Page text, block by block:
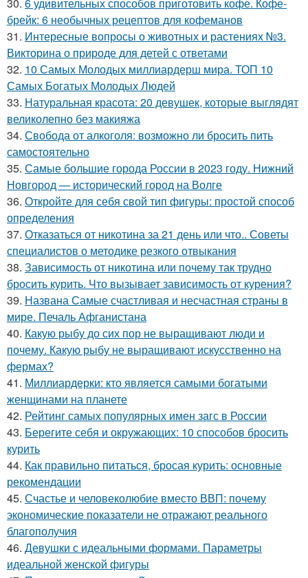
30. 6 удивительных способов приготовить кофе. Кофе-
брейк: 6 необычных рецептов для кофеманов
31. Интересные вопросы о животных и растениях №3.
Викторина о природе для детей с ответами
32. 10 Самых Молодых миллиардерш мира. ТОП 10
Самых Богатых Молодых Людей
33. Натуральная красота: 20 девушек, которые выглядят
великолепно без макияжа
34. Свобода от алкоголя: возможно ли бросить пить
самостоятельно
35. Самые большие города России в 2023 году. Нижний
Новгород — исторический город на Волге
36. Откройте для себя свой тип фигуры: простой способ
определения
37. Отказаться от никотина за 21 день или что.. Советы
специалистов о методике резкого отвыкания
38. Зависимость от никотина или почему так трудно
бросить курить. Что вызывает зависимость от курения?
39. Названа Самые счастливая и несчастная страны в
мире. Печаль Афганистана
40. Какую рыбу до сих пор не выращивают люди и
почему. Какую рыбу не выращивают искусственно на
фермах?
41. Миллиардерки: кто является самыми богатыми
женщинами на планете
42. Рейтинг самых популярных имен загс в России
43. Берегите себя и окружающих: 10 способов бросить
курить
44. Как правильно питаться, бросая курить: основные
рекомендации
45. Счастье и человеколюбие вместо ВВП: почему
экономические показатели не отражают реального
благополучия
46. Девушки с идеальными формами. Параметры
идеальной женской фигуры